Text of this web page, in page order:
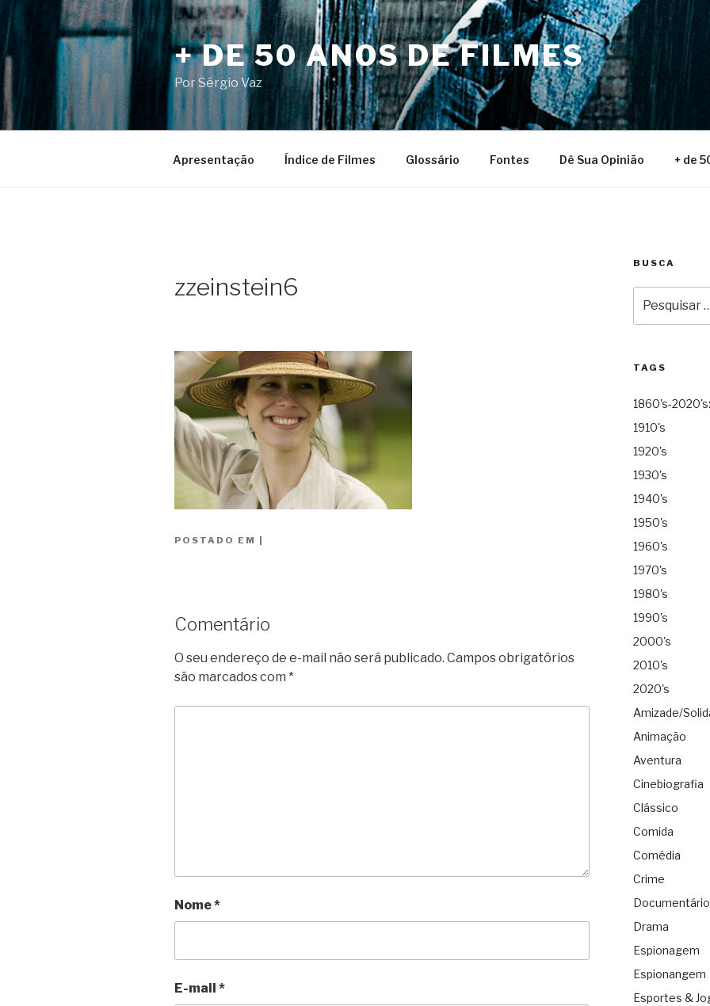
para
o
conteúdo
+ DE 50 ANOS DE FILMES
Por Sérgio Vaz
Apresentação Índice de Filmes Glossário Fontes Dê Sua Opinião + de
zzeinstein6
POSTADO EM |
Comentário
O seu endereço de e-mail não será publicado. Campos obrigatórios
são marcados com *
Nome*
E-mail *
BUSCA
por:
TAGS
1860's-
1910's
1920's
1930's
1940's
1950's
1960's
1970's
1980's
1990's
2000's
2010's
2020's
Amizade/
Animação
Aventura
Cinebiografia
Clássico
Comida
Comédia
Crime
Documentário
Drama
Espionagem
Espionangem
Esportes &